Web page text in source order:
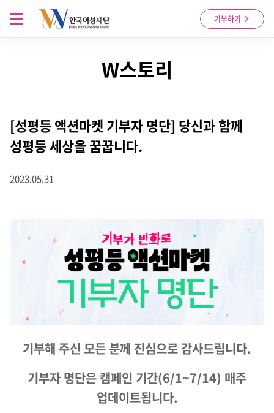
Skip to content
기부하기
메뉴 열기
W스토리
[성평등 액션마켓 기부자 명단] 당신과 함께
성평등 세상을 꿈꿉니다.
2023.05.31
기부해 주신 모든 분께 진심으로 감사드립니다.
기부자 명단은 캠페인 기간(6/1~7/14) 매주
업데이트됩니다.